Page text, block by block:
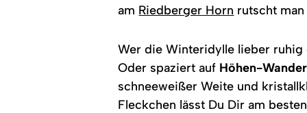
am Riedberger Horn rutscht
Wer die Winteridylle lieber
Oder spaziert auf Höhen-
schneeweißer Weite und
Fleckchen lässt Du Dir am